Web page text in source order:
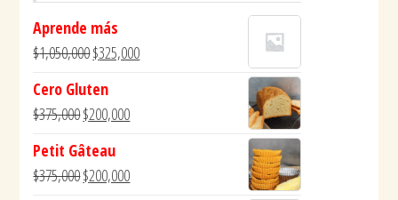
Aprende más
$1,050,000$325,000
Cero Gluten
$375,000$200,000
Petit Gâteau
$375,000$200,000